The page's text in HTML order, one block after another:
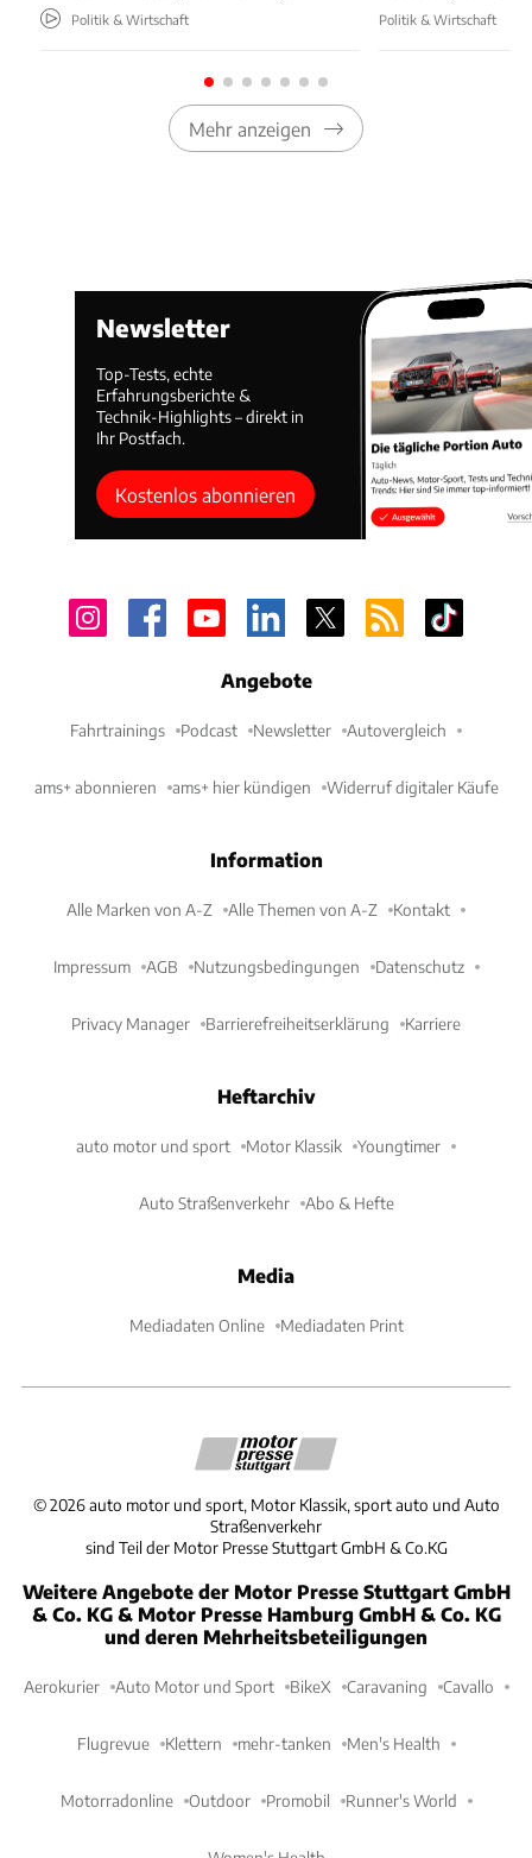
Politik & Wirtschaft Politik & Wirtschaft
Mehr anzeigen
Newsletter
Top-Tests, echte
Erfahrungsberichte &
Technik-Highlights – direkt in
Ihr Postfach.
Kostenlos abonnieren
Angebote
Fahrtrainings Podcast Newsletter Autovergleich
ams+ abonnieren ams+ hier kündigen Widerruf digitaler Käufe
Information
Alle Marken von A-Z Alle Themen von A-Z Kontakt
Impressum AGB Nutzungsbedingungen Datenschutz
Privacy Manager Barrierefreiheitserklärung Karriere
Heftarchiv
auto motor und sport Motor Klassik Youngtimer
Auto Straßenverkehr Abo & Hefte
Media
Mediadaten Online Mediadaten Print
©2026 auto motor und sport, Motor Klassik, sport auto und Auto
Straßenverkehr
sind Teil der Motor Presse Stuttgart GmbH & Co.KG
Weitere Angebote der Motor Presse Stuttgart GmbH
& Co. KG & Motor Presse Hamburg GmbH & Co. KG
und deren Mehrheitsbeteiligungen
Aerokurier Auto Motor und Sport BikeX Caravaning Cavallo
Flugrevue Klettern mehr-tanken Men's Health
Motorradonline Outdoor Promobil Runner's World